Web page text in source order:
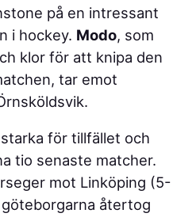
på en intressant
i hockey. Modo, som
klor för att knipa den
tar emot
för tillfället och
tio senaste matcher.
mot Linköping (5-
återtog